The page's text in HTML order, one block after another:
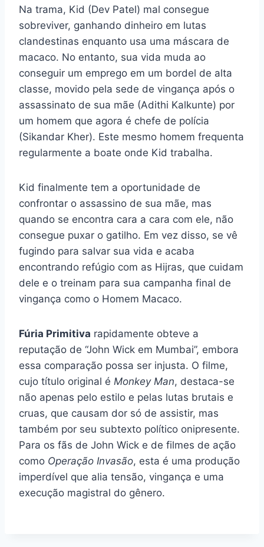
Na trama, Kid (Dev Patel) mal consegue
sobreviver, ganhando dinheiro em lutas
clandestinas enquanto usa uma máscara de
macaco. No entanto, sua vida muda ao
conseguir um emprego em um bordel de alta
classe, movido pela sede de vingança após o
assassinato de sua mãe (Adithi Kalkunte) por
um homem que agora é chefe de polícia
(Sikandar Kher). Este mesmo homem frequenta
regularmente a boate onde Kid trabalha.
Kid finalmente tem a oportunidade de
confrontar o assassino de sua mãe, mas
quando se encontra cara a cara com ele, não
consegue puxar o gatilho. Em vez disso, se vê
fugindo para salvar sua vida e acaba
encontrando refúgio com as Hijras, que cuidam
dele e o treinam para sua campanha final de
vingança como o Homem Macaco.
Fúria Primitiva rapidamente obteve a
reputação de “John Wick em Mumbai”, embora
essa comparação possa ser injusta. O filme,
cujo título original é Monkey Man, destaca-se
não apenas pelo estilo e pelas lutas brutais e
cruas, que causam dor só de assistir, mas
também por seu subtexto político onipresente.
Para os fãs de John Wick e de filmes de ação
como Operação Invasão, esta é uma produção
imperdível que alia tensão, vingança e uma
execução magistral do gênero.